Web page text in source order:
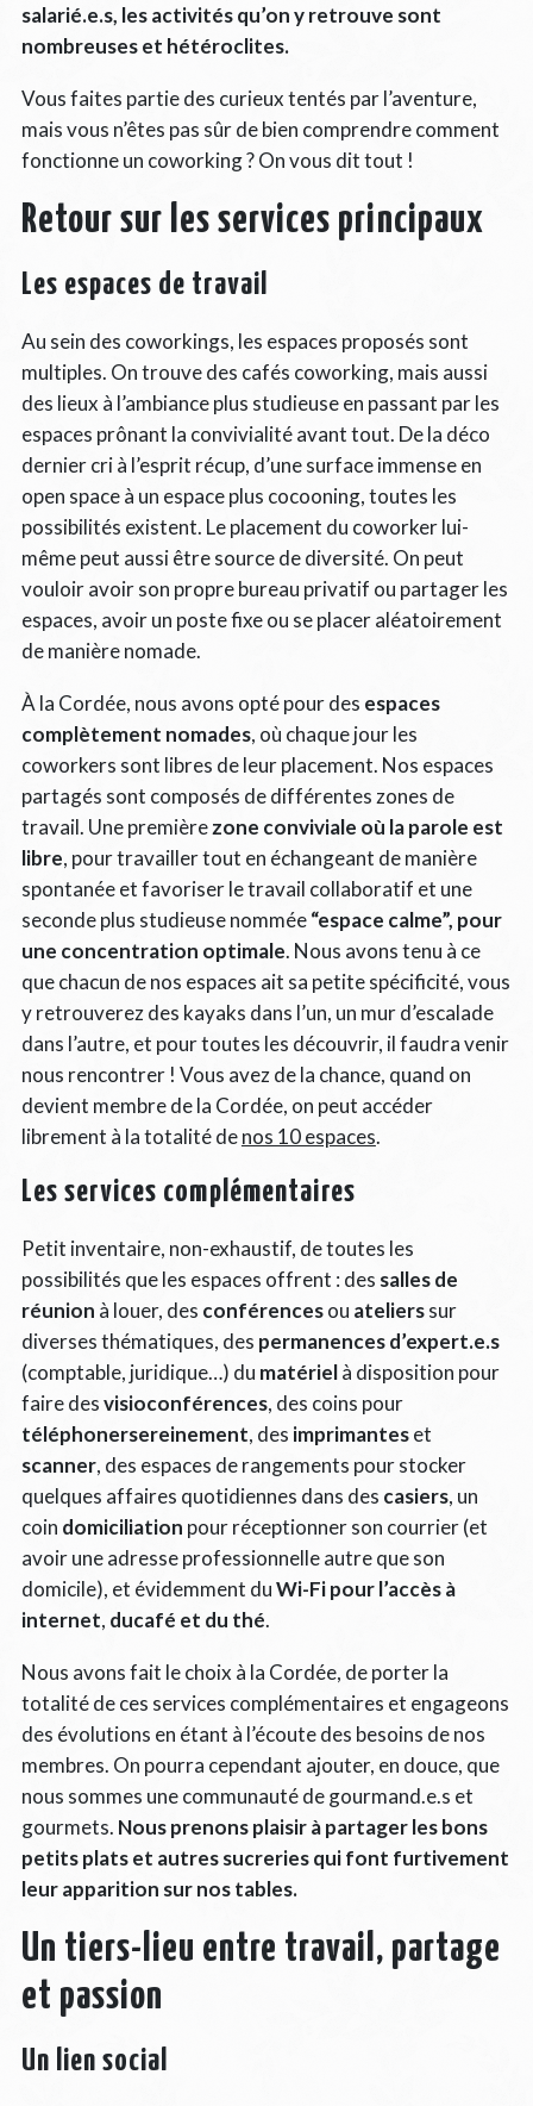
salarié.e.s, les activités qu’on y retrouve sont
nombreuses et hétéroclites.
Vous faites partie des curieux tentés par l’aventure,
mais vous n’êtes pas sûr de bien comprendre comment
fonctionne un coworking ? On vous dit tout !
Retour sur les services principaux
Les espaces de travail
Au sein des coworkings, les espaces proposés sont
multiples. On trouve des cafés coworking, mais aussi
des lieux à l’ambiance plus studieuse en passant par les
espaces prônant la convivialité avant tout. De la déco
dernier cri à l’esprit récup, d’une surface immense en
open space à un espace plus cocooning, toutes les
possibilités existent. Le placement du coworker lui-
même peut aussi être source de diversité. On peut
vouloir avoir son propre bureau privatif ou partager les
espaces, avoir un poste fixe ou se placer aléatoirement
de manière nomade.
À la Cordée, nous avons opté pour des espaces
complètement nomades, où chaque jour les
coworkers sont libres de leur placement. Nos espaces
partagés sont composés de différentes zones de
travail. Une premièrezone conviviale où la parole est
libre, pour travailler tout en échangeant de manière
spontanée et favoriser le travail collaboratif et une
seconde plus studieuse nommée“espace calme”, pour
une concentration optimale. Nous avons tenu à ce
que chacun de nos espaces ait sa petite spécificité, vous
y retrouverez des kayaks dans l’un, un mur d’escalade
dans l’autre, et pour toutes les découvrir, il faudra venir
nous rencontrer ! Vous avez de la chance, quand on
devient membre de la Cordée, on peut accéder
librement à la totalité denos 10 espaces.
Les services complémentaires
Petit inventaire, non-exhaustif, de toutes les
possibilités que les espaces offrent : des salles de
réunion à louer, des conférencesou atelierssur
diverses thématiques, des permanences d’expert.e.s
(comptable, juridique…) du matérielà disposition pour
faire desvisioconférences, des coins pour
téléphonersereinement, des imprimanteset
scanner, des espaces de rangements pour stocker
quelques affaires quotidiennes dans des casiers, un
coin domiciliation pour réceptionner son courrier (et
avoir une adresse professionnelle autre que son
domicile), et évidemment duWi-Fi pour l’accès à
internet, ducafé et du thé.
Nous avons fait le choix à la Cordée, de porter la
totalité de ces services complémentaires et engageons
des évolutions en étant à l’écoute des besoins de nos
membres. On pourra cependant ajouter, en douce, que
nous sommes une communauté de gourmand.e.s et
gourmets. Nous prenons plaisir à partager les bons
petits plats et autres sucreries qui font furtivement
leur apparition sur nos tables.
Un tiers-lieu entre travail, partage
et passion
Un lien social